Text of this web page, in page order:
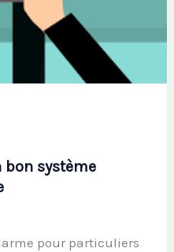
bon système
pour particuliers